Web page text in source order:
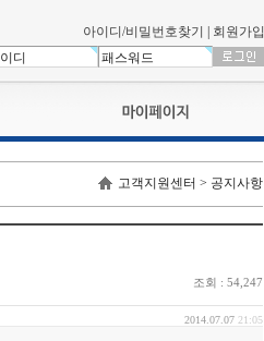
아이디/비밀번호찾기 회원가입
나의신청내역
교육영상강의실
나의활동내역
나의 연회비
고객지원센터 > 공지사항
조회 : 54,247
2014.07.07 21:05